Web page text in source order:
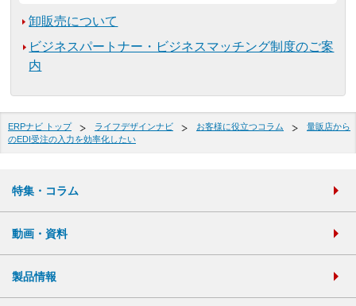
卸販売について
ビジネスパートナー・ビジネスマッチング制度のご案
内
ERPナビ トップ ライフデザインナビ お客様に役立つコラム
量販店から
のEDI受注の入力を効率化したい
特集・コラム
動画・資料
製品情報